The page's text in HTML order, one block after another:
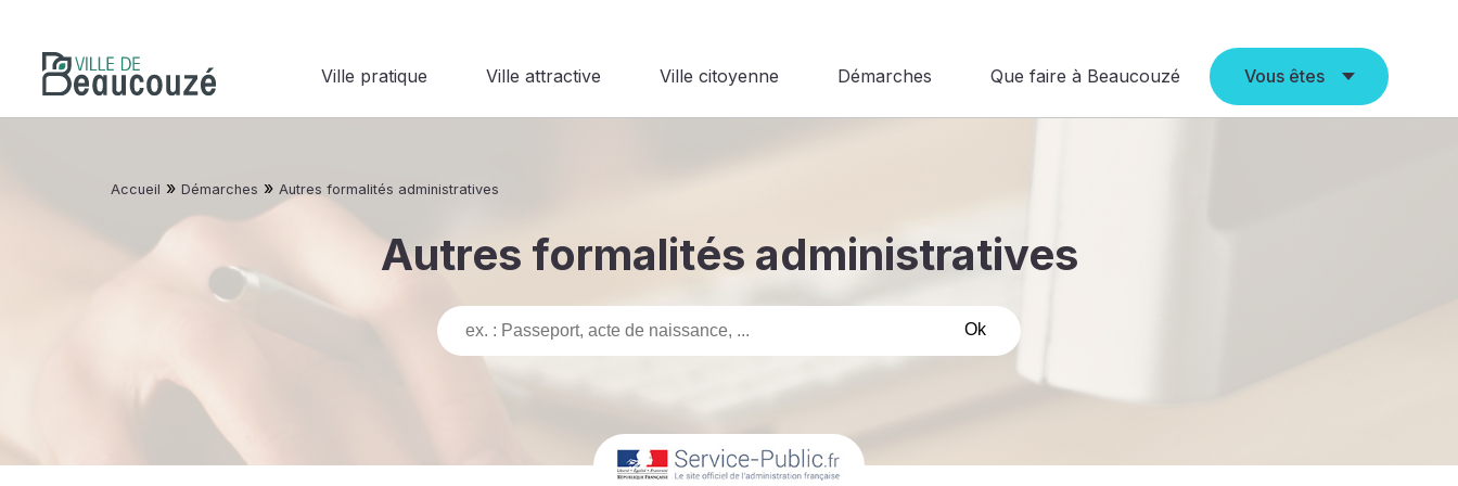
Ville pratique Ville attractive Ville citoyenne Démarches Que faire à Beaucouzé Vous êtes
Accueil » Démarches » Autres formalités administratives
Autres formalités administratives